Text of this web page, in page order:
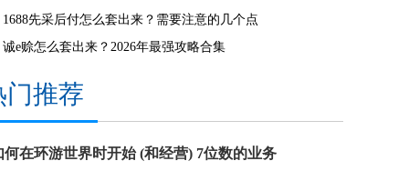
1688先采后付怎么套出来？需要注意的几个点
诚e赊怎么套出来？2026年最强攻略合集
门推荐
何在环游世界时开始 (和经营) 7位数的业务